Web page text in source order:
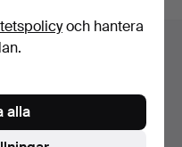
och hantera
alla